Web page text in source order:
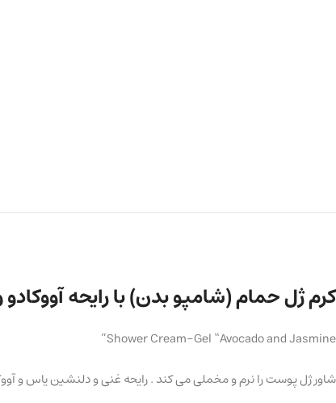
کرم ژل حمام (شامپو بدن) با رایحه
Shower Cream-Gel “Avocado and Jasmine”
شاور ژل پوست را نرم و مخملی می کند . رایحه غنی و دلنشین یاس و